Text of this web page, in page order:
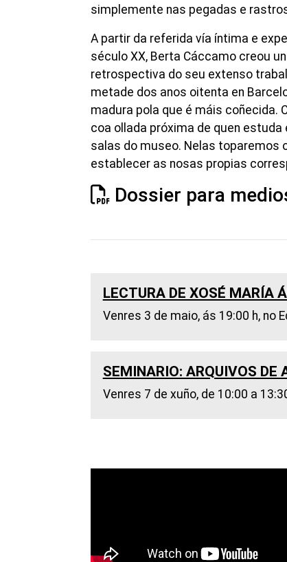
simplemente nas pegadas e
A partir da referida vía íntima e
século XX, Berta Cáccamo creou
retrospectiva do seu extenso
metade dos anos oitenta en
madura pola que é máis coñecida.
coa ollada próxima de quen
salas do museo. Nelas toparemos
establecer as nosas propias
Dossier para
LECTURA DE XOSÉ MARÍA
Venres 3 de maio, ás 19:00 h, no
SEMINARIO: ARQUIVOS DE
Venres 7 de xuño, de 10:00 a